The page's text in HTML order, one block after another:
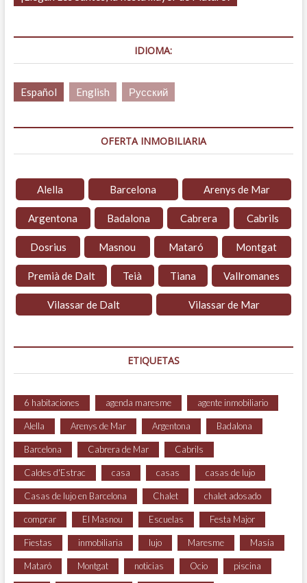
IDIOMA:
Español English Русский
OFERTA INMOBILIARIA
Alella Barcelona Arenys de Mar
Argentona Badalona Cabrera Cabrils
Dosrius Masnou Mataró Montgat
Premià de Dalt Teià Tiana Vallromanes
Vilassar de Dalt Vilassar de Mar
ETIQUETAS
6 habitaciones agenda maresme agente inmobiliario
Alella Arenys de Mar Argentona Badalona
Barcelona Cabrera de Mar Cabrils
Caldes d'Estrac casa casas casas de lujo
Casas de lujo en Barcelona Chalet chalet adosado
comprar El Masnou Escuelas Festa Major
Fiestas inmobiliaria lujo Maresme Masía
Mataró Montgat noticias Ocio piscina